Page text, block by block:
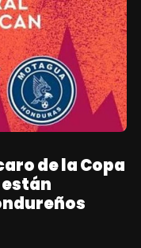
de la Copa